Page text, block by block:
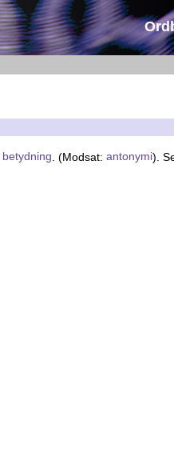
betydning . (Modsat:antonymi).